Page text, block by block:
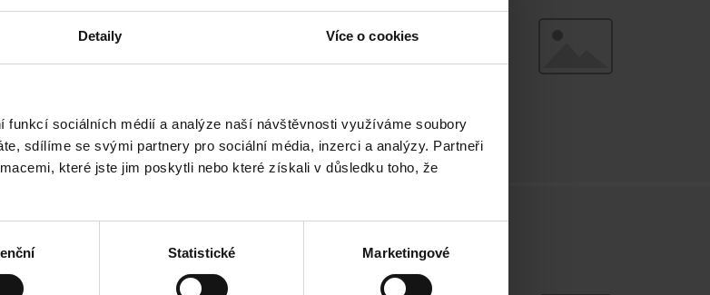
Detaily Více o cookies
funkcí sociálních médií a analýze naší návštěvnosti využíváme soubory
sdílíme se svými partnery pro sociální média, inzerci a analýzy. Partneři
které jste jim poskytli nebo které získali v důsledku toho, že
Statistické Marketingové